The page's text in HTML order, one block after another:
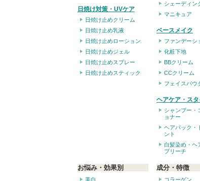
日焼け対策・UVケア
日焼け止めクリーム
日焼け止め乳液
日焼け止めローション
日焼け止めジェル
日焼け止めスプレー
日焼け止めスティック
シェーディン
マニキュア
ベースメイク
ファンデーシ
化粧下地
BBクリーム
CCクリーム
フェイスパウ
ヘアケア・ス
シャンプー・
ョナー
ヘアパック・
ント
白髪染め・ヘ
ブリーチ
お悩み・効果別
美白
成分・特徴
コラーゲン